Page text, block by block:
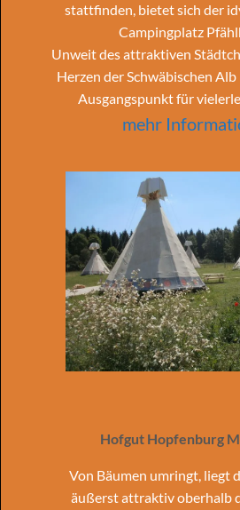
stattfinden, bietet sich der
Campingplatz
Unweit des attraktiven
Herzen der Schwäbischen
Ausgangspunkt für
mehr
Hofgut Hopfenburg
Von Bäumen umringt, liegt
äußerst attraktiv oberhalb